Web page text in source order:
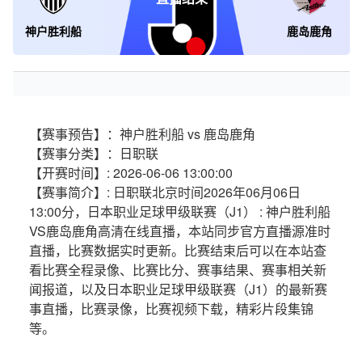
神户胜利船 鹿岛鹿角
0 0
【赛事预告】：神户胜利船 vs 鹿岛鹿角
【赛事分类】：日职联
【开赛时间】: 2026-06-06 13:00:00
【赛事简介】: 日职联北京时间2026年06月06日
13:00分，日本职业足球甲级联赛（J1） : 神户胜利船
VS鹿岛鹿角高清在线直播，本站同步官方直播源准时
直播，比赛数据实时更新。比赛结束后可以在本站查
看比赛全程录像、比赛比分、赛事结果、赛事相关新
闻报道，以及日本职业足球甲级联赛（J1）的最新赛
事直播，比赛录像，比赛视频下载，精彩片段集锦
等。